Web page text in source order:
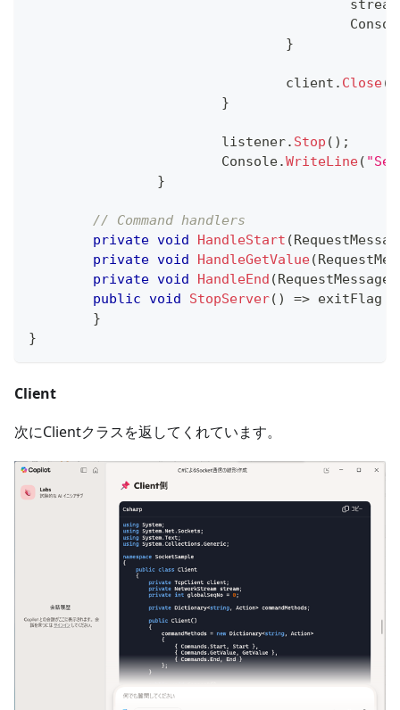
					stream
}
				client
. Close(
}
			listener
. Stop ( ) ;
			Console
.WriteLine(
}
// Command handlers
private void HandleStart (
private void HandleGetValue(
private void HandleEnd (RequestMessage
public void StopServer( ) => exitFlag
}
}
Client
次にClientクラスを返してくれています。